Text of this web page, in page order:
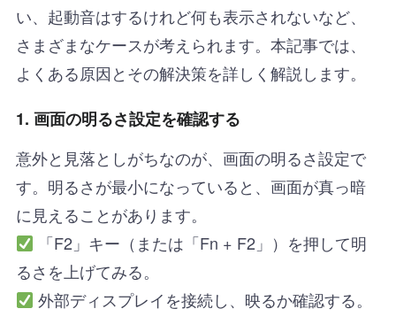
い、起動音はするけれど何も表示されないなど、
さまざまなケースが考えられます。本記事では、
よくある原因とその解決策を詳しく解説します。
1. 画面の明るさ設定を確認する
意外と見落としがちなのが、画面の明るさ設定で
す。明るさが最小になっていると、画面が真っ暗
に見えることがあります。
「F2」キー（または「Fn + F2」）を押して明
るさを上げてみる。
外部ディスプレイを接続し、映るか確認する。